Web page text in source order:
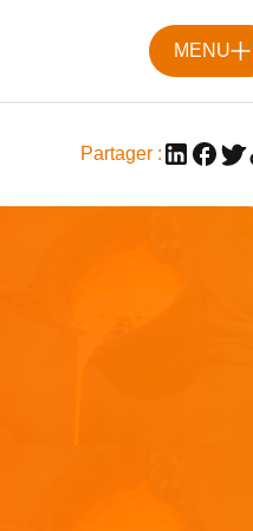
MENU
Partager :